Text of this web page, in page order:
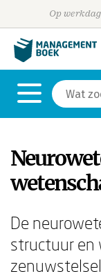
Op
De
structuur en